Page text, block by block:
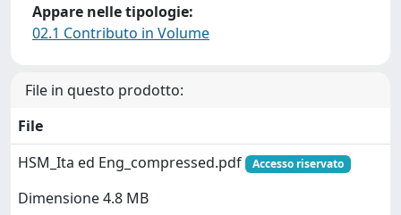
Appare nelle tipologie:
02.1 Contributo in Volume
File in questo prodotto:
File
HSM_Ita ed Eng_compressed.pdf
Accesso riservato
Dimensione 4.8 MB